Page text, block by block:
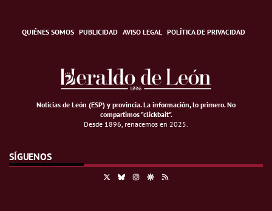
QUIÉNES SOMOS PUBLICIDAD AVISO LEGAL POLÍTICA DE PRIVACIDAD
Noticias de León (ESP) y provincia. La información, lo primero.No
compartimos "clickbait".
Desde 1896, renacemos en 2025.
SÍGUENOS
BlueskyInstagramGoogle Discover